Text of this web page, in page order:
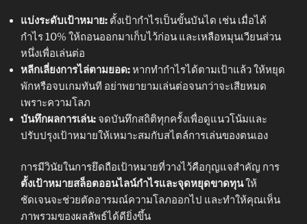
แบ่งระดับเป้าหมาย: ตั้งเป้ากำไรเป็นขั้นบันได เช่น เมื่อได้
กำไร 10% ให้ถอนออกมาเก็บไว้ก่อน และเหลือหมุนเวียนส่วน
หนึ่งเพื่อเล่นต่อ
หลีกเลี่ยงการไล่ตามยอด:หากทำกำไรได้ตามเป้าแล้ว ให้หยุด
พักหรือจบเกมทันที อย่าพยายามเล่นต่อจนกว่าจะเสียหมด
เพราะความโลภ
บันทึกผลการเล่น: จดบันทึกสถิติทุกครั้งเพื่อดูแนวโน้มและ
ปรับปรุงเป้าหมายให้เหมาะสมกับสไตล์การเล่นของตนเอง
การมีวินัยในการยึดถือเป้าหมายที่วางไว้คือกุญแจสำคัญ การ
ตั้งเป้าหมายสล็อตออนไลน์กำไรและจุดหยุดขาดทุนให้
ชัดเจนจะช่วยตัดอารมณ์ความโลภออกไป และทำให้คุณเห็น
ภาพรวมของผลลัพธ์ได้ดียิ่งขึ้น